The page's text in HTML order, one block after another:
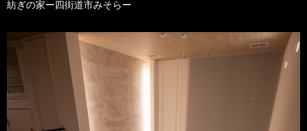
紡ぎの家ー四街道市みそらー